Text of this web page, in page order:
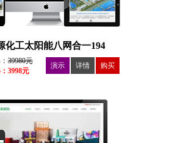
化工太阳能八网合一194
39980元
3998元
演示 详情 购买